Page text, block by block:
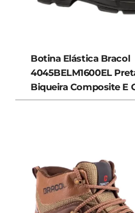
Botina Elástica Bracol
4045BELM1600EL
Biqueira Composite E